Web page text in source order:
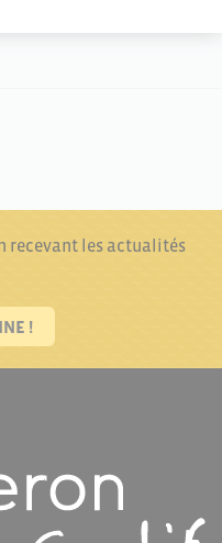
recevant les actualités
!